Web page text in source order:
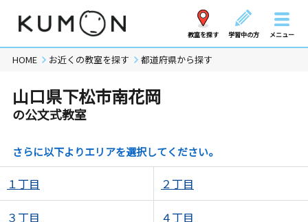
教室を探す 学習中の方 メニュー
HOME お近くの教室を探す 都道府県から探す
山口県下松市南花岡
の公文式教室
さらに以下よりエリアを選択してください。
１丁目 ２丁目
３丁目 ４丁目